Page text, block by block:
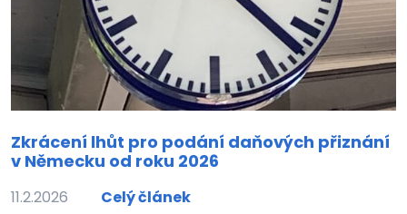
Zkrácení lhůt pro podání daňových přiznání
v Německu od roku 2026
11.2.2026 Celý článek